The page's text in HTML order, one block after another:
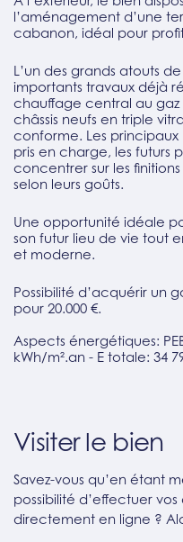
l’aménagement d’une
cabanon, idéal pour
L’un des grands atouts
importants travaux déjà
chauffage central au
châssis neufs en triple
conforme. Les
pris en charge, les futurs
concentrer sur les
selon leurs goûts.
Une opportunité idéale
son futur lieu de vie tout
et moderne.
Possibilité d’acquérir un
pour 20.000 €.
Aspects énergétiques:
kWh/m².an - E totale: 34
Visiter le bien
Savez-vous qu’en étant
possibilité d’effectuer
directement en ligne ?